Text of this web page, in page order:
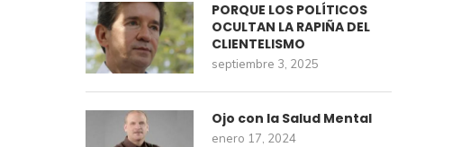
PORQUE LOS POLÍTICOS
OCULTAN LA RAPIÑA DEL
CLIENTELISMO
septiembre 3, 2025
Ojo con la Salud Mental
enero 17, 2024